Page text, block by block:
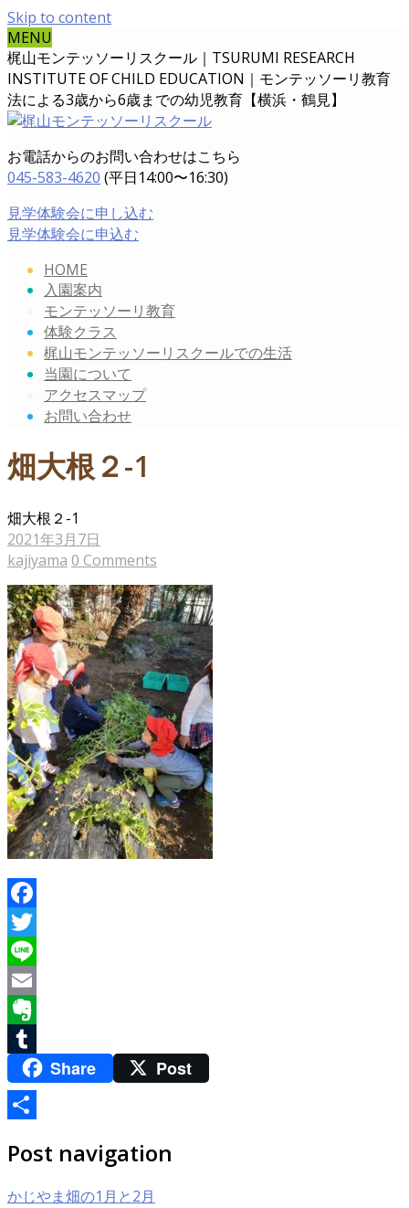
Skip to content
MENU
梶山モンテッソーリスクール｜TSURUMI RESEARCH
INSTITUTE OF CHILD EDUCATION｜ モンテッソーリ教育
法による3歳から6歳までの幼児教育【横浜・鶴見】
お電話からのお問い合わせはこちら
045-583-4620 (平日14:00〜16:30)
見学体験会に申し込む
見学体験会に申込む
HOME
入園案内
モンテッソーリ教育
体験クラス
梶山モンテッソーリスクールでの生活
当園について
アクセスマップ
お問い合わせ
畑大根２-1
畑大根２-1
2021年3月7日
kajiyama 0 Comments
Facebook
Twitter
Line
Email
Evernote
TumblrShare Post
有
Post navigation
かじやま畑の1月と2月